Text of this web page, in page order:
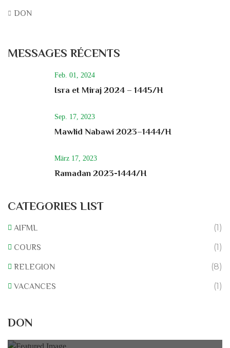
DON
MESSAGES RÉCENTS
Feb. 01, 2024
Isra et Miraj 2024 – 1445/H
Sep. 17, 2023
Mawlid Nabawi 2023–1444/H
März 17, 2023
Ramadan 2023-1444/H
CATEGORIES LIST
AIFML (1)
COURS (1)
RELEGION (8)
VACANCES (1)
DON